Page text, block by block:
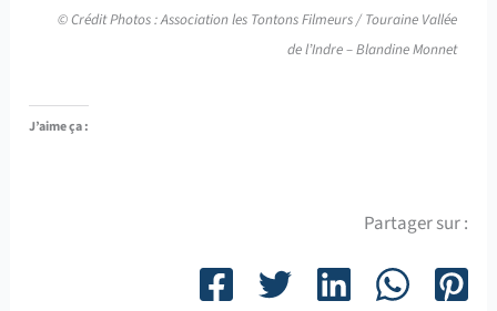
© Crédit Photos : Association les Tontons Filmeurs / Touraine Vallée
de l’Indre – Blandine Monnet
J’aime ça :
Partager sur :